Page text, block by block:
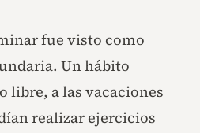
fue visto como
Un hábito
libre, a las vacaciones
realizar ejercicios